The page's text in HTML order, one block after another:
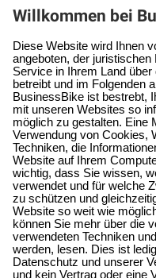
Fachhändler
Service
Hilfe & Kontakt
Hilfe-Center
Allgemein
Karriere